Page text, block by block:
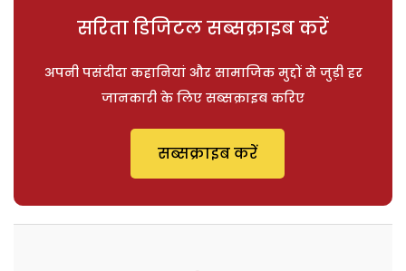
सरिता डिजिटल सब्सक्राइब करें
अपनी पसंदीदा कहानियां और सामाजिक मुद्दों से जुड़ी हर
जानकारी के लिए सब्सक्राइब करिए
सब्सक्राइब करें